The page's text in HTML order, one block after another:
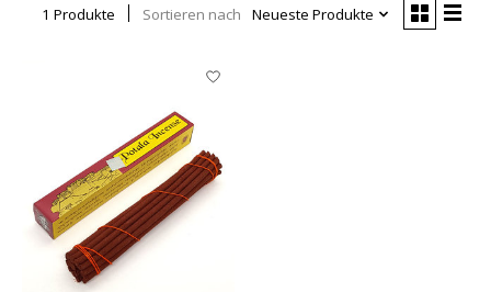
1 Produkte Sortieren nach Neueste Produkte